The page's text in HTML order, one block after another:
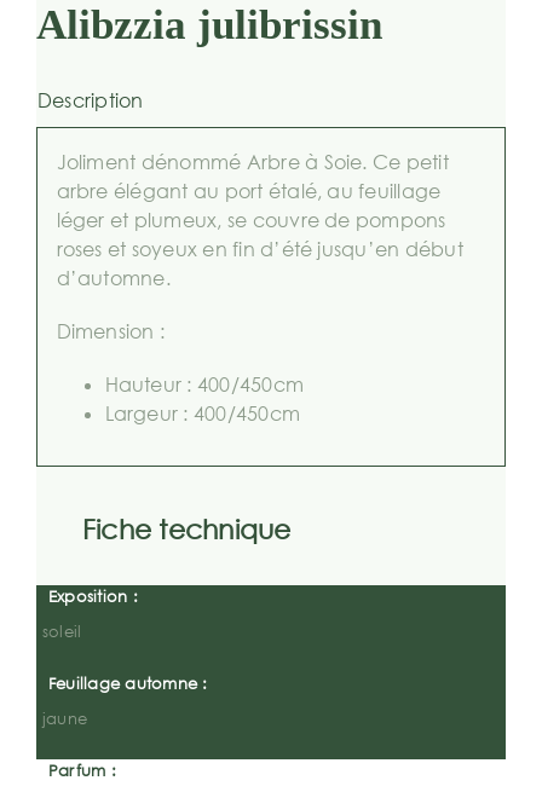
Alibzzia julibrissin
Description
Joliment dénommé Arbre à Soie. Ce petit
arbre élégant au port étalé, au feuillage
léger et plumeux, se couvre de pompons
roses et soyeux en fin d’été jusqu’en début
d’automne.
Dimension :
Hauteur : 400/450cm
Largeur : 400/450cm
Fiche technique
Exposition :
soleil
Feuillage automne :
jaune
Parfum :